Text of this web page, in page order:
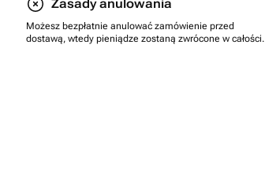
Zasady anulowania
Możesz bezpłatnie anulować zamówienie przed
dostawą, wtedy pieniądze zostaną zwrócone w całości.